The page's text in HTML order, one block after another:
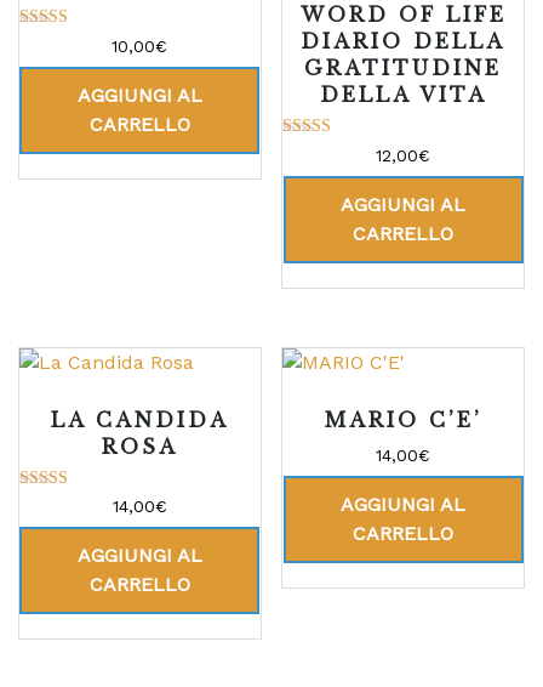
su 5
10,00€
AGGIUNGI AL
CARRELLO
WORD OF LIFE
DIARIO DELLA
GRATITUDINE
DELLA VITA
su 5
12,00€
AGGIUNGI AL
CARRELLO
LA CANDIDA
ROSA
su 5
14,00€
AGGIUNGI AL
CARRELLO
MARIO C’E’
14,00€
AGGIUNGI AL
CARRELLO